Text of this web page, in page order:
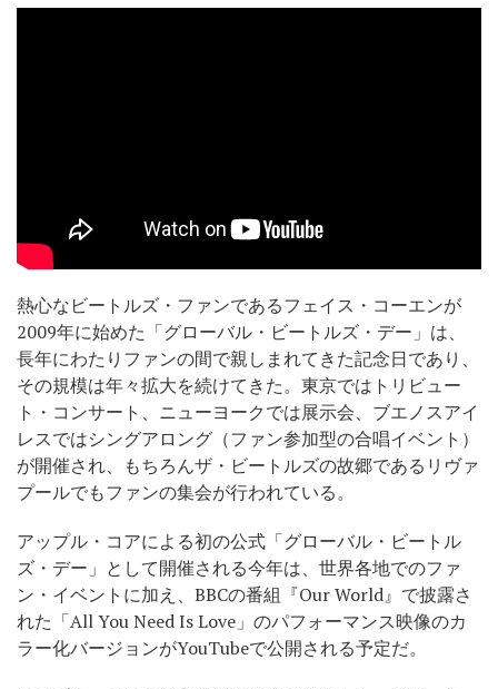
熱心なビートルズ・ファンであるフェイス・コーエンが
2009年に始めた「グローバル・ビートルズ・デー」は、
長年にわたりファンの間で親しまれてきた記念日であり、
その規模は年々拡大を続けてきた。東京ではトリビュー
ト・コンサート、ニューヨークでは展示会、ブエノスアイ
レスではシングアロング（ファン参加型の合唱イベント）
が開催され、もちろんザ・ビートルズの故郷であるリヴァ
プールでもファンの集会が行われている。
アップル・コアによる初の公式「グローバル・ビートル
ズ・デー」として開催される今年は、世界各地でのファ
ン・イベントに加え、BBCの番組『Our World』で披露さ
れた「All You Need Is Love」のパフォーマンス映像のカ
ラー化バージョンがYouTubeで公開される予定だ。